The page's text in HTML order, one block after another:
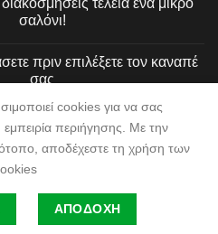
σαλόνι!
πριν επιλέξετε τον καναπέ
σας
| Powered byDataSpecialists
cookies για να σας
περιήγησης. Με την
αποδέχεστε τη χρήση των
ΑΠΟΔΟΧΗ